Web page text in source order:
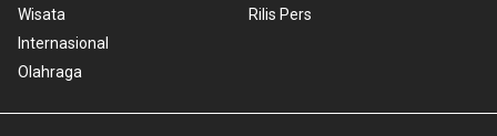
Wisata
Internasional
Olahraga
Rilis Pers